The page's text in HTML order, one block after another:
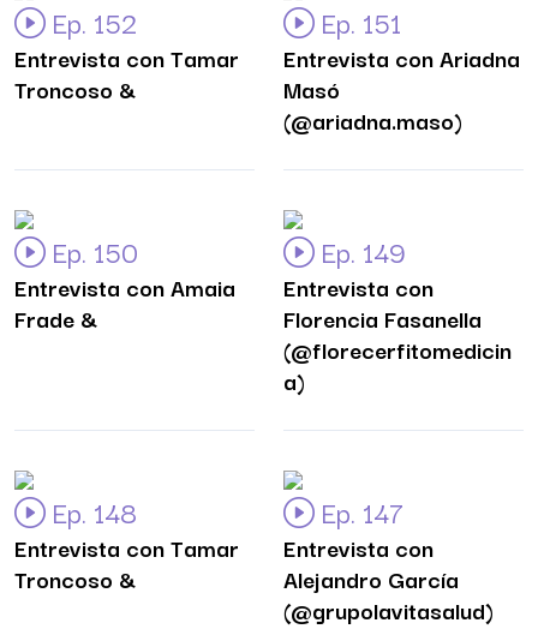
Ep. 152
Entrevista con Tamar
Troncoso &
Ep. 151
Entrevista con Ariadna
Masó
(@ariadna.maso)
Ep. 150
Entrevista con Amaia
Frade &
Ep. 149
Entrevista con
Florencia Fasanella
(@florecerfitomedicin
a)
Ep. 148
Entrevista con Tamar
Troncoso &
Ep. 147
Entrevista con
Alejandro García
(@grupolavitasalud)